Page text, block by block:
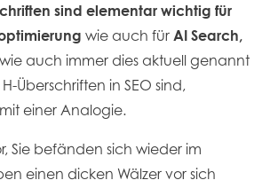
sind elementar wichtig für
wie auch für AI Search,
auch immer dies aktuell genannt
Überschriften in SEO sind,
einer Analogie.
Sie befänden sich wieder im
einen dicken Wälzer vor sich